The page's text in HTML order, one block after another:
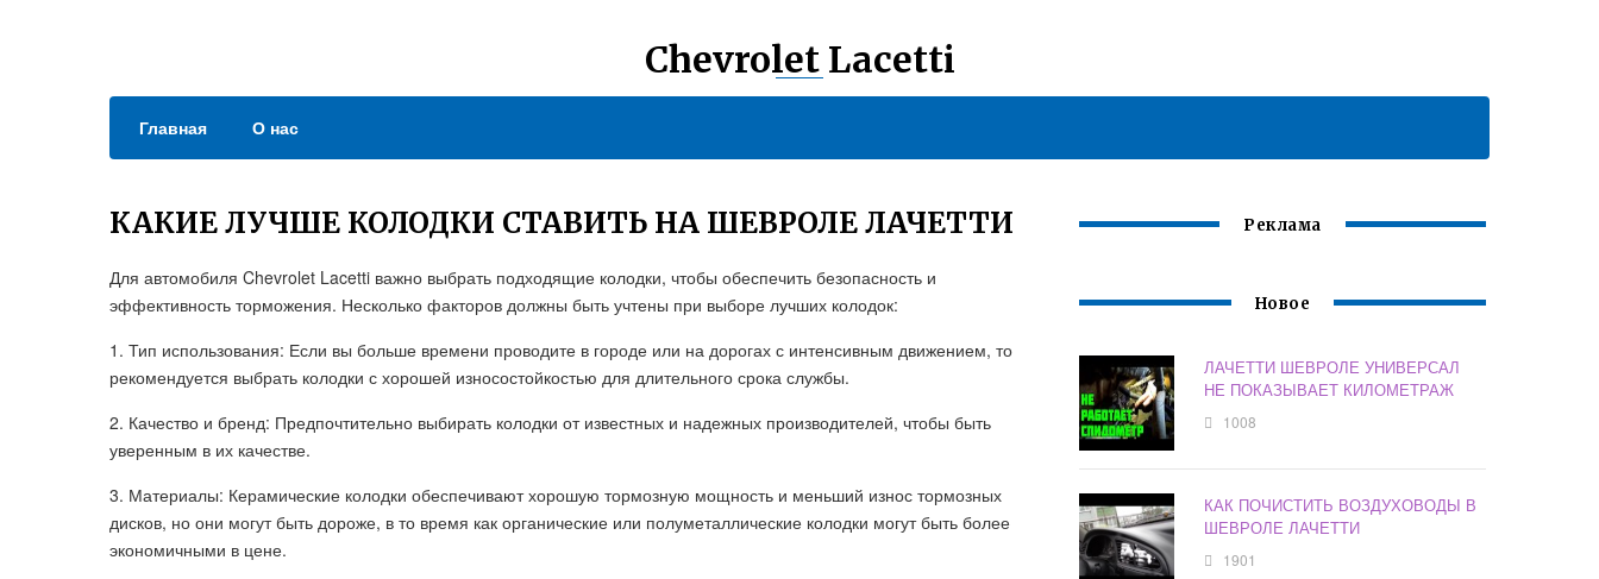
Chevrolet Lacetti
Главная О нас
КАКИЕ ЛУЧШЕ КОЛОДКИ СТАВИТЬ НА ШЕВРОЛЕ ЛАЧЕТТИ
Для автомобиля Chevrolet Lacetti важно выбрать подходящие колодки, чтобы обеспечить безопасность и
эффективность торможения. Несколько факторов должны быть учтены при выборе лучших колодок:
1. Тип использования: Если вы больше времени проводите в городе или на дорогах с интенсивным движением, то
рекомендуется выбрать колодки с хорошей износостойкостью для длительного срока службы.
2. Качество и бренд: Предпочтительно выбирать колодки от известных и надежных производителей, чтобы быть
уверенным в их качестве.
3. Материалы: Керамические колодки обеспечивают хорошую тормозную мощность и меньший износ тормозных
дисков, но они могут быть дороже, в то время как органические или полуметаллические колодки могут быть более
экономичными в цене.
Реклама
Новое
ЛАЧЕТТИ ШЕВРОЛЕ УНИВЕРСАЛ
НЕ ПОКАЗЫВАЕТ КИЛОМЕТРАЖ
1008
КАК ПОЧИСТИТЬ ВОЗДУХОВОДЫ В
ШЕВРОЛЕ ЛАЧЕТТИ
1901